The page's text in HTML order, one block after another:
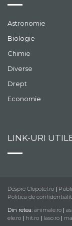
Astronomie
Biologie
Chimie
Diverse
Drept
Economie
LINK-URI
Despre Clopotel.ro |
Politica de
Din retea: animale.ro |
ele.ro | hit.ro | laso.ro |